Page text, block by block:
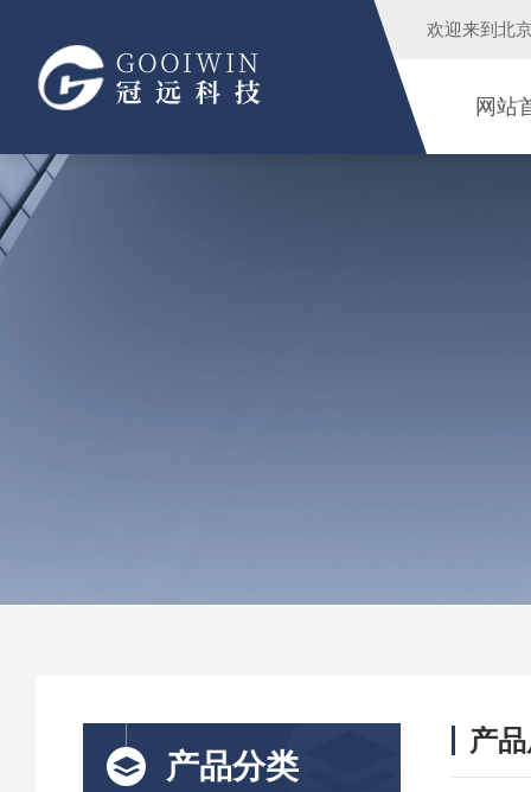
欢迎来到 北
网站
产品分类
产